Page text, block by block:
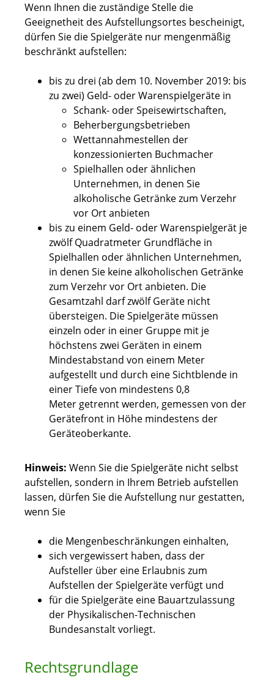
Wenn Ihnen die zuständige Stelle die
Geeignetheit des Aufstellungsortes bescheinigt,
dürfen Sie die Spielgeräte nur mengenmäßig
beschränkt aufstellen:
bis zu drei (ab dem 10. November 2019: bis
zu zwei) Geld- oder Warenspielgeräte in
Schank- oder Speisewirtschaften,
Beherbergungsbetrieben
Wettannahmestellen der
konzessionierten Buchmacher
Spielhallen oder ähnlichen
Unternehmen, in denen Sie
alkoholische Getränke zum Verzehr
vor Ort anbieten
bis zu einem Geld- oder Warenspielgerät je
zwölf Quadratmeter Grundfläche in
Spielhallen oder ähnlichen Unternehmen,
in denen Sie keine alkoholischen Getränke
zum Verzehr vor Ort anbieten. Die
Gesamtzahl darf zwölf Geräte nicht
übersteigen. Die Spielgeräte müssen
einzeln oder in einer Gruppe mit je
höchstens zwei Geräten in einem
Mindestabstand von einem Meter
aufgestellt und durch eine Sichtblende in
einer Tiefe von mindestens 0,8
Meter getrennt werden, gemessen von der
Gerätefront in Höhe mindestens der
Geräteoberkante.
Hinweis: Wenn Sie die Spielgeräte nicht selbst
aufstellen, sondern in Ihrem Betrieb aufstellen
lassen, dürfen Sie die Aufstellung nur gestatten,
wenn Sie
die Mengenbeschränkungen einhalten,
sich vergewissert haben, dass der
Aufsteller über eine Erlaubnis zum
Aufstellen der Spielgeräte verfügt und
für die Spielgeräte eine Bauartzulassung
der Physikalischen-Technischen
Bundesanstalt vorliegt.
Rechtsgrundlage